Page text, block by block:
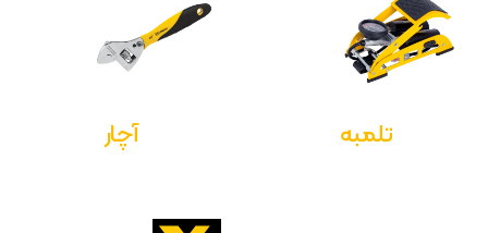
تلمبه آچار